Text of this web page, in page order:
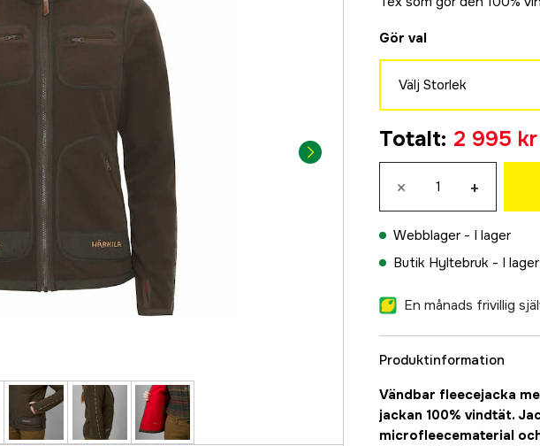
Gör val
Välj Storlek
2 995 kr
2 995 kr
2 995 kr
XL
2 995 kr
2 995 kr
Totalt: 2 995 kr
× +
Webblager - I lager
Butik Hyltebruk - I lager
En månads frivillig
Produktinformation
Vändbar fleecejacka
jackan 100% vindtät.
microfleecematerial